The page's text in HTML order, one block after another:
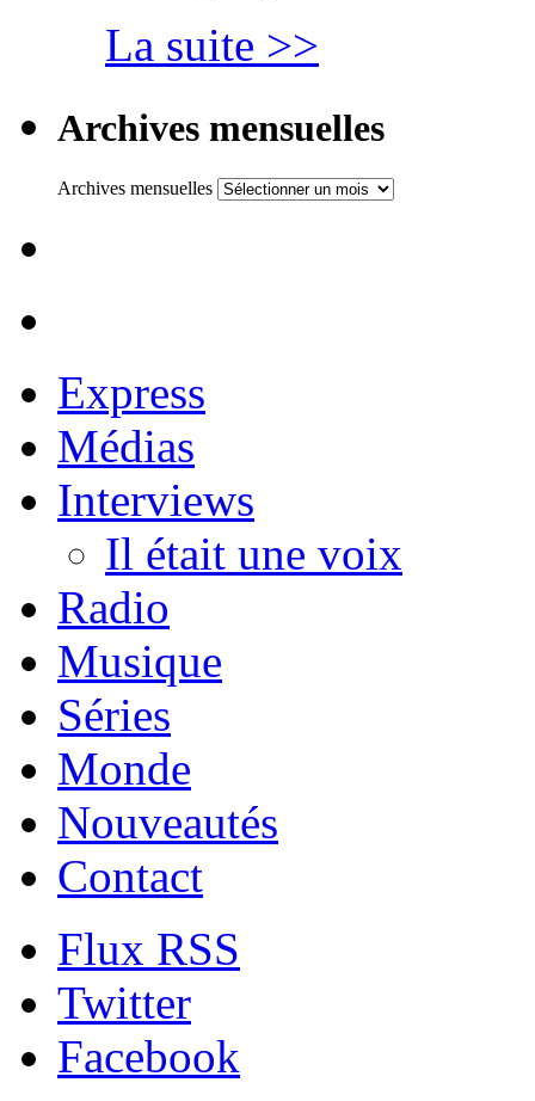
La suite >>
Archives mensuelles
Archives mensuelles
Express
Médias
Interviews
Il était une voix
Radio
Musique
Séries
Monde
Nouveautés
Contact
Flux RSS
Twitter
Facebook